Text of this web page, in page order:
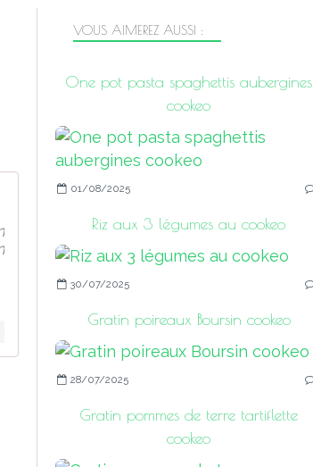
VOUS AIMEREZ AUSSI :
One pot pasta spaghettis aubergines
cookeo
01/08/2025
Riz aux 3 légumes au cookeo
30/07/2025
Gratin poireaux Boursin cookeo
28/07/2025
Gratin pommes de terre tartiflette
cookeo